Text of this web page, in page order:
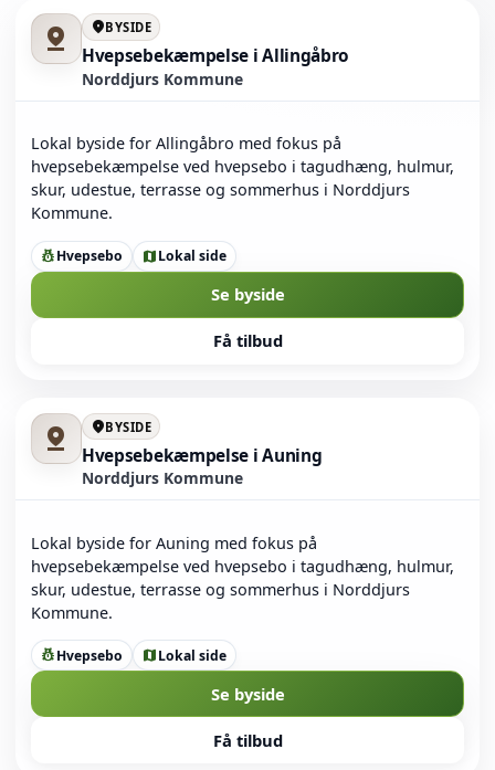
pin_drop location_onBYSIDE
Hvepsebekæmpelse i Allingåbro
Norddjurs Kommune
Lokal byside for Allingåbro med fokus på
hvepsebekæmpelse ved hvepsebo i tagudhæng, hulmur,
skur, udestue, terrasse og sommerhus i Norddjurs
Kommune.
pest_controlHvepsebo mapLokal side
Se byside
Få tilbud
pin_drop location_onBYSIDE
Hvepsebekæmpelse i Auning
Norddjurs Kommune
Lokal byside for Auning med fokus på
hvepsebekæmpelse ved hvepsebo i tagudhæng, hulmur,
skur, udestue, terrasse og sommerhus i Norddjurs
Kommune.
pest_controlHvepsebo mapLokal side
Se byside
Få tilbud